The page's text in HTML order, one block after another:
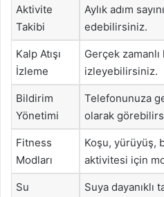
Aktivite
Takibi
Aylık adım
edebilirsiniz.
Kalp Atışı
İzleme
Gerçek zamanlı
izleyebilirsiniz.
Bildirim
Yönetimi
Telefonunuza
olarak
Fitness
Modları
Koşu, yürüyüş,
aktivitesi için
Su
Suya dayanıklı